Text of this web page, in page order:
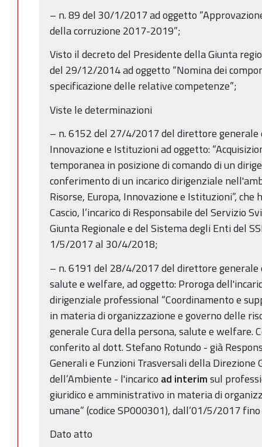
– n. 89 del 30/1/2017 ad oggetto
della corruzione 2017-2019”;
Visto il decreto del Presidente della Giunta
del 29/12/2014 ad oggetto “Nomina dei
specificazione delle relative competenze”;
Viste le determinazioni
– n. 6152 del 27/4/2017 del direttore generale
Innovazione e Istituzioni ad oggetto:
temporanea in posizione di comando di un
conferimento di un incarico dirigenziale
Risorse, Europa, Innovazione e Istituzioni”,
Cascio, l’incarico di Responsabile del Servizio
Giunta Regionale e del Sistema degli Enti del
1/5/2017 al 30/4/2018;
– n. 6191 del 28/4/2017 del direttore generale
salute e welfare, ad oggetto: Proroga
dirigenziale professional “Coordinamento e
in materia di organizzazione e governo delle
generale Cura della persona, salute e welfare.
conferito al dott. Stefano Rotundo - già
Generali e Funzioni Trasversali della Direzione
dell’Ambiente - l'incarico ad interimsul
giuridico e amministrativo in materia di
umane” (codice SP000301), dall’01/5/2017
Dato atto